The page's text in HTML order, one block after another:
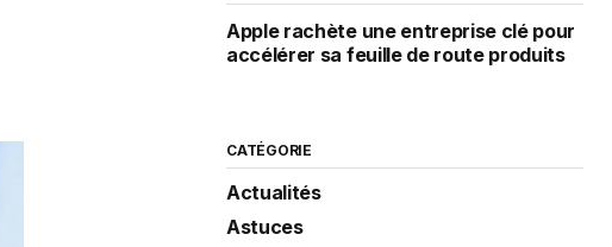
Apple rachète une entreprise clé pour
accélérer sa feuille de route produits
CATÉGORIE
Actualités
Astuces